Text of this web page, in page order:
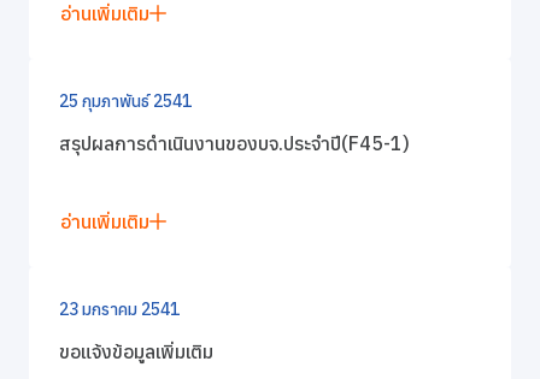
อ่านเพิ่มเติม
25 กุมภาพันธ์ 2541
สรุปผลการดำเนินงานของบจ.ประจำปี(F45-1)
อ่านเพิ่มเติม
23 มกราคม 2541
ขอแจ้งข้อมูลเพิ่มเติม